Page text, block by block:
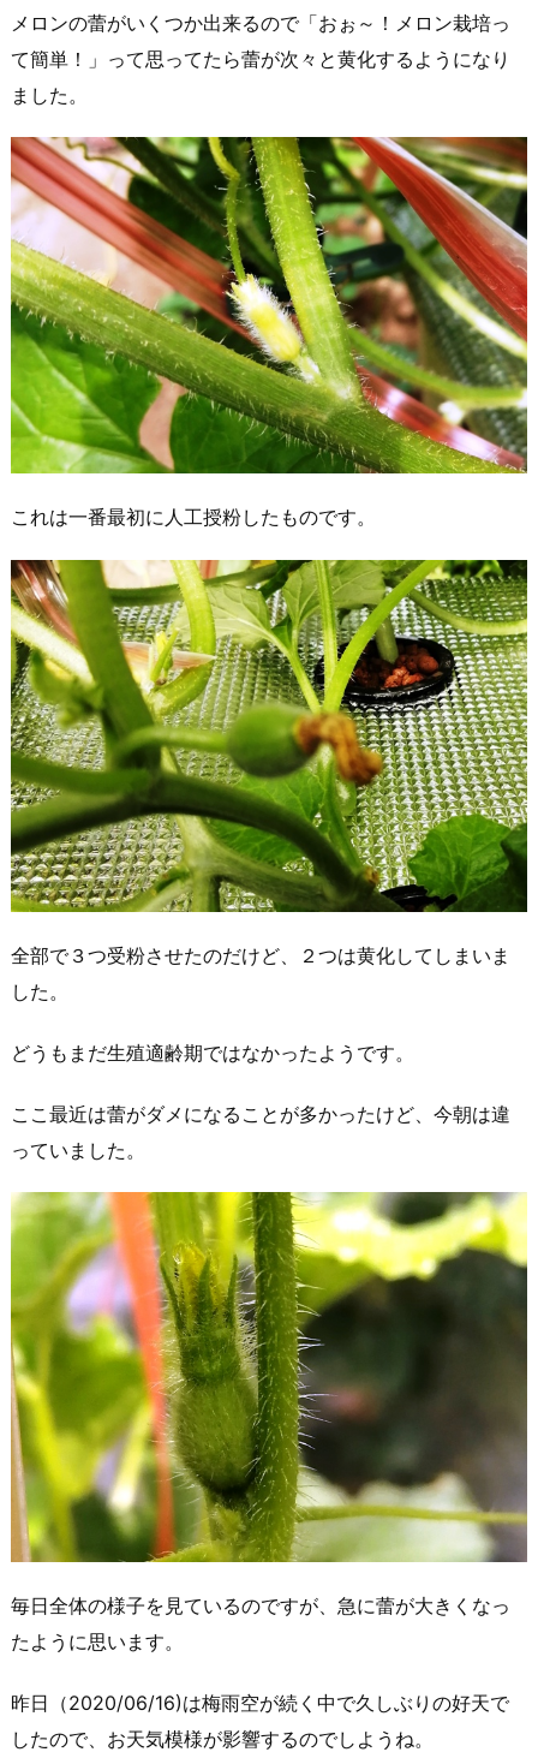
メロンの蕾がいくつか出来るので「おぉ～！メロン栽培っ
て簡単！」って思ってたら蕾が次々と黄化するようになり
ました。
これは一番最初に人工授粉したものです。
全部で３つ受粉させたのだけど、２つは黄化してしまいま
した。
どうもまだ生殖適齢期ではなかったようです。
ここ最近は蕾がダメになることが多かったけど、今朝は違
っていました。
毎日全体の様子を見ているのですが、急に蕾が大きくなっ
たように思います。
昨日（2020/06/16)は梅雨空が続く中で久しぶりの好天で
したので、お天気模様が影響するのでしようね。